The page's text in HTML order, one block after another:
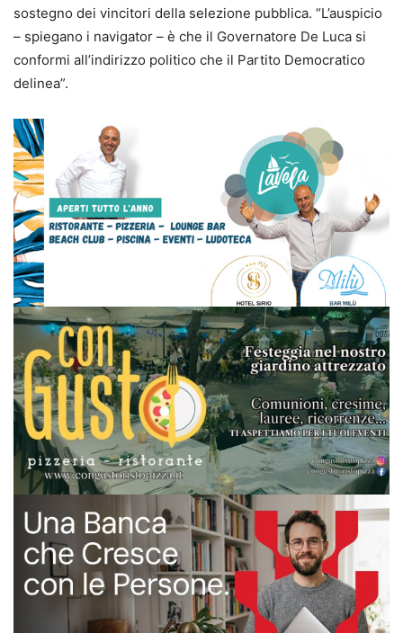
sostegno dei vincitori della selezione pubblica. “L’auspicio
– spiegano i navigator – è che il Governatore De Luca si
conformi all’indirizzo politico che il Partito Democratico
delinea”.